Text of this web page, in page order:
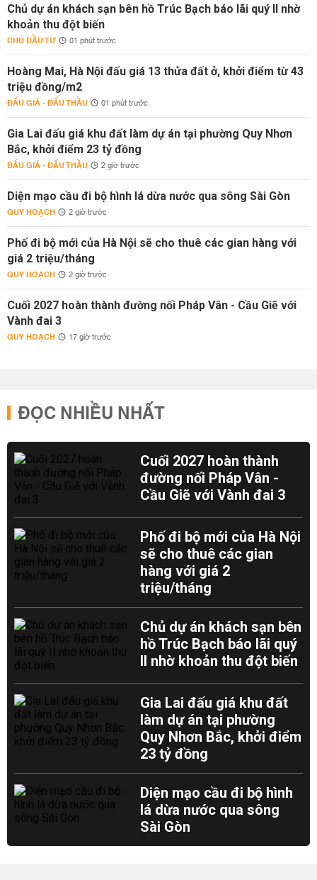
Chủ dự án khách sạn bên hồ Trúc Bạch báo lãi quý II nhờ
khoản thu đột biến
CHỦ ĐẦU TƯ 01 phút trước
Hoàng Mai, Hà Nội đấu giá 13 thửa đất ở, khởi điểm từ 43
triệu đồng/m2
ĐẤU GIÁ - ĐẤU THẦU 01 phút trước
Gia Lai đấu giá khu đất làm dự án tại phường Quy Nhơn
Bắc, khởi điểm 23 tỷ đồng
ĐẤU GIÁ - ĐẤU THẦU 2 giờ trước
Diện mạo cầu đi bộ hình lá dừa nước qua sông Sài Gòn
QUY HOẠCH 2 giờ trước
Phố đi bộ mới của Hà Nội sẽ cho thuê các gian hàng với
giá 2 triệu/tháng
QUY HOẠCH 2 giờ trước
Cuối 2027 hoàn thành đường nối Pháp Vân - Cầu Giẽ với
Vành đai 3
QUY HOẠCH 17 giờ trước
ĐỌC NHIỀU NHẤT
Cuối 2027 hoàn thành
đường nối Pháp Vân -
Cầu Giẽ với Vành đai 3
Phố đi bộ mới của Hà Nội
sẽ cho thuê các gian
hàng với giá 2
triệu/tháng
Chủ dự án khách sạn bên
hồ Trúc Bạch báo lãi quý
II nhờ khoản thu đột biến
Gia Lai đấu giá khu đất
làm dự án tại phường
Quy Nhơn Bắc, khởi điểm
23 tỷ đồng
Diện mạo cầu đi bộ hình
lá dừa nước qua sông
Sài Gòn